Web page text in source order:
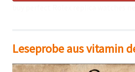
Leseprobe aus vitamin